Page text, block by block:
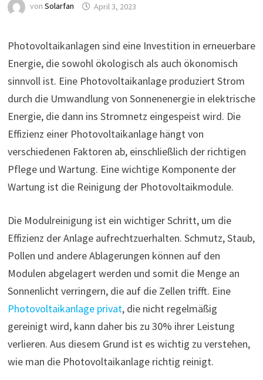
von Solarfan April 3, 2023
Photovoltaikanlagen sind eine Investition in erneuerbare
Energie, die sowohl ökologisch als auch ökonomisch
sinnvoll ist. Eine Photovoltaikanlage produziert Strom
durch die Umwandlung von Sonnenenergie in elektrische
Energie, die dann ins Stromnetz eingespeist wird. Die
Effizienz einer Photovoltaikanlage hängt von
verschiedenen Faktoren ab, einschließlich der richtigen
Pflege und Wartung. Eine wichtige Komponente der
Wartung ist die Reinigung der Photovoltaikmodule.
Die Modulreinigung ist ein wichtiger Schritt, um die
Effizienz der Anlage aufrechtzuerhalten. Schmutz, Staub,
Pollen und andere Ablagerungen können auf den
Modulen abgelagert werden und somit die Menge an
Sonnenlicht verringern, die auf die Zellen trifft. Eine
Photovoltaikanlage privat, die nicht regelmäßig
gereinigt wird, kann daher bis zu 30% ihrer Leistung
verlieren. Aus diesem Grund ist es wichtig zu verstehen,
wie man die Photovoltaikanlage richtig reinigt.